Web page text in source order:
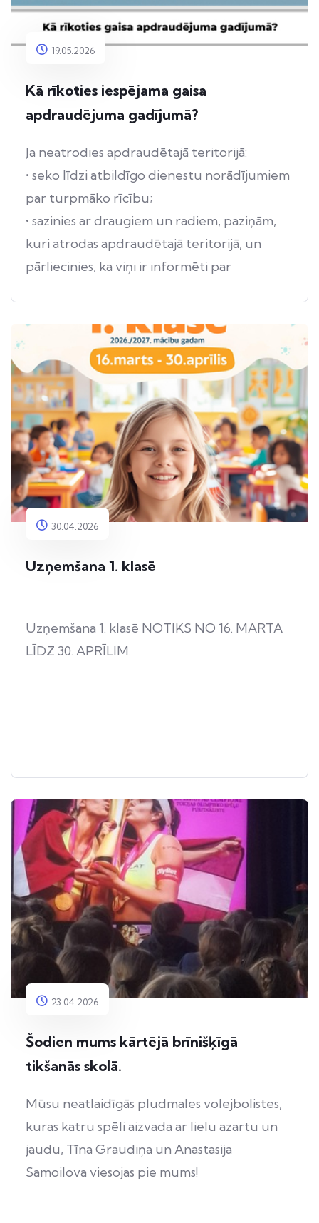
19.05.2026
Kā rīkoties iespējama gaisa
apdraudējuma gadījumā?
Ja neatrodies apdraudētajā teritorijā:
• seko līdzi atbildīgo dienestu norādījumiem
par turpmāko rīcību;
• sazinies ar draugiem un radiem, paziņām,
kuri atrodas apdraudētajā teritorijā, un
pārliecinies, ka viņi ir informēti par
30.04.2026
Uzņemšana 1. klasē
Uzņemšana 1. klasē NOTIKS NO 16. MARTA
LĪDZ 30. APRĪLIM.
23.04.2026
Šodien mums kārtējā brīnišķīgā
tikšanās skolā.
Mūsu neatlaidīgās pludmales volejbolistes,
kuras katru spēli aizvada ar lielu azartu un
jaudu, Tīna Graudiņa un Anastasija
Samoilova viesojas pie mums!